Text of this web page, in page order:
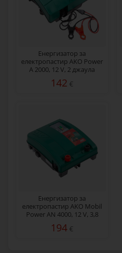
Енергизатор за
електропастир AKO Power
А 2000, 12 V, 2 джаула
142 €
Енергизатор за
електропастир AKO Mobil
Power AN 4000, 12 V, 3,8
джаула
194 €